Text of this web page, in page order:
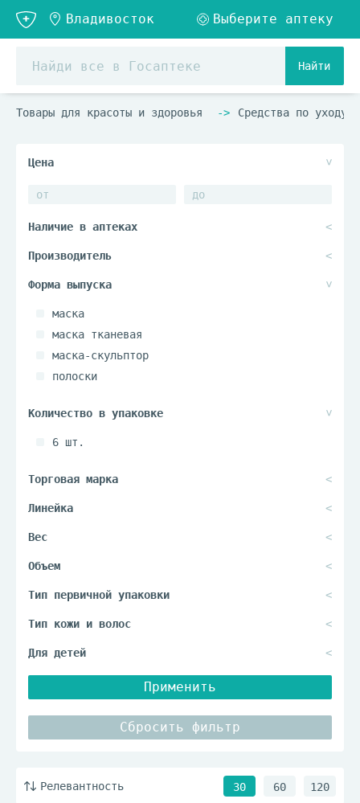
Найти
Товары для красоты и здоровья Средства по уходу
маска
маска тканевая
маска-скульптор
полоски
6 шт.
Применить
Сбросить фильтр
Релевантность 30 60 120